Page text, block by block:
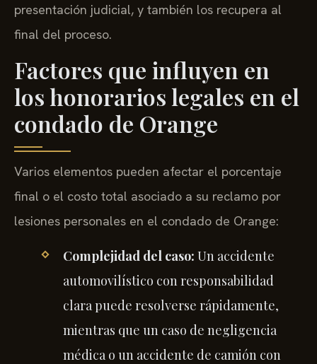
presentación judicial, y también los recupera al
final del proceso.
Factores que influyen en
los honorarios legales en el
condado de Orange
Varios elementos pueden afectar el porcentaje
final o el costo total asociado a su reclamo por
lesiones personales en el condado de Orange:
Complejidad del caso: Un accidente
automovilístico con responsabilidad
clara puede resolverse rápidamente,
mientras que un caso de negligencia
médica o un accidente de camión con